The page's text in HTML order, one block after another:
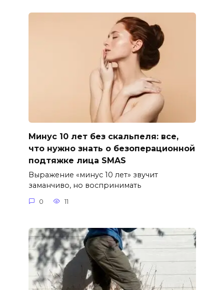
Минус 10 лет без скальпеля: все,
что нужно знать о безоперационной
подтяжке лица SMAS
Выражение «минус 10 лет» звучит
заманчиво, но воспринимать
0 11